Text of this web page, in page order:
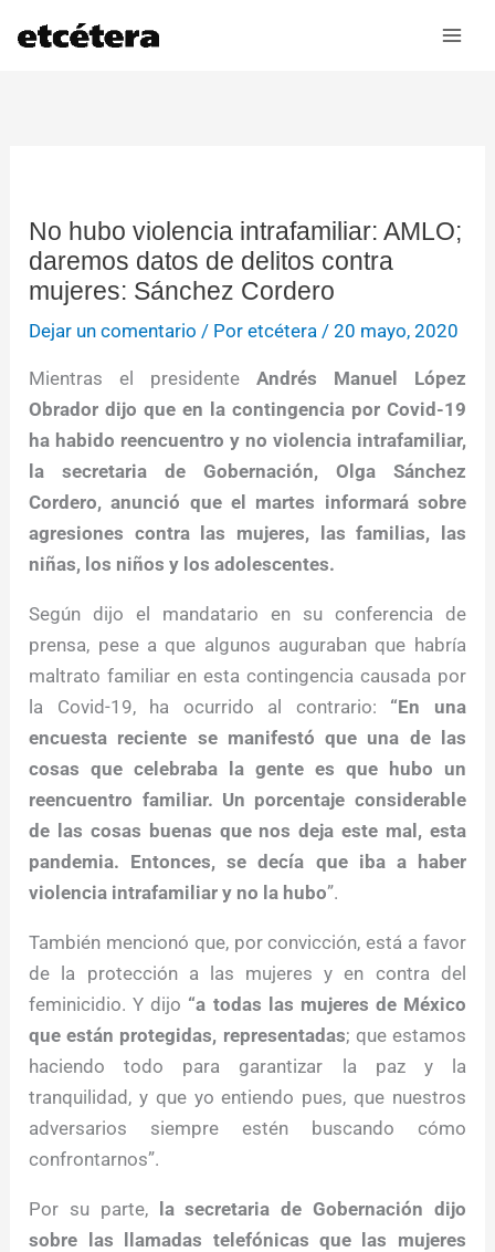
No hubo violencia intrafamiliar: AMLO;
daremos datos de delitos contra
mujeres: Sánchez Cordero
Dejar un comentario / Poretcétera /20 mayo, 2020
Mientras el presidente Andrés Manuel López
Obrador dijo que en la contingencia por Covid-19
ha habido reencuentro y no violencia intrafamiliar,
la secretaria de Gobernación, Olga Sánchez
Cordero, anunció que el martes informará sobre
agresiones contra las mujeres, las familias, las
niñas, los niños y los adolescentes.
Según dijo el mandatario en su conferencia de
prensa, pese a que algunos auguraban que habría
maltrato familiar en esta contingencia causada por
la Covid-19, ha ocurrido al contrario: “En una
encuesta reciente se manifestó que una de las
cosas que celebraba la gente es que hubo un
reencuentro familiar. Un porcentaje considerable
de las cosas buenas que nos deja este mal, esta
pandemia. Entonces, se decía que iba a haber
violencia intrafamiliar y no la hubo”.
También mencionó que, por convicción, está a favor
de la protección a las mujeres y en contra del
feminicidio. Y dijo “a todas las mujeres de México
que están protegidas, representadas; que estamos
haciendo todo para garantizar la paz y la
tranquilidad, y que yo entiendo pues, que nuestros
adversarios siempre estén buscando cómo
confrontarnos”.
Por su parte, la secretaria de Gobernación dijo
sobre las llamadas telefónicas que las mujeres